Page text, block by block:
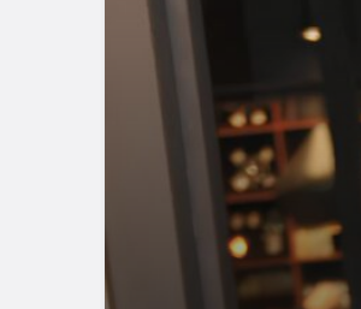
Gece modunu seçin.
Sistem modunu seçin.